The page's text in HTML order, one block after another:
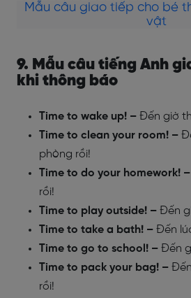
Mẫu câu giao tiếp cho bé
vật
9. Mẫu câu tiếng Anh
khi thông báo
Time to wake up! – Đến giờ
Time to clean your room! –
phòng rồi!
Time to do your homework! –
rồi!
Time to play outside! – Đến
Time to take a bath! – Đến
Time to go to school! – Đến
Time to pack your bag! –
rồi!